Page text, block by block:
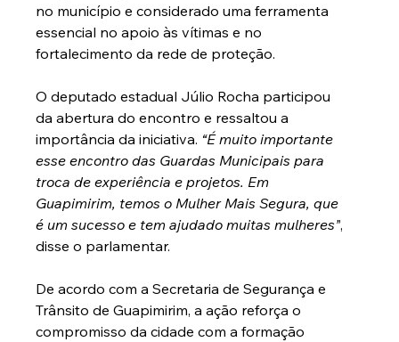
no município e considerado uma ferramenta
essencial no apoio às vítimas e no
fortalecimento da rede de proteção.
O deputado estadual Júlio Rocha participou
da abertura do encontro e ressaltou a
importância da iniciativa. “É muito importante
esse encontro das Guardas Municipais para
troca de experiência e projetos. Em
Guapimirim, temos o Mulher Mais Segura, que
é um sucesso e tem ajudado muitas mulheres”,
disse o parlamentar.
De acordo com a Secretaria de Segurança e
Trânsito de Guapimirim, a ação reforça o
compromisso da cidade com a formação